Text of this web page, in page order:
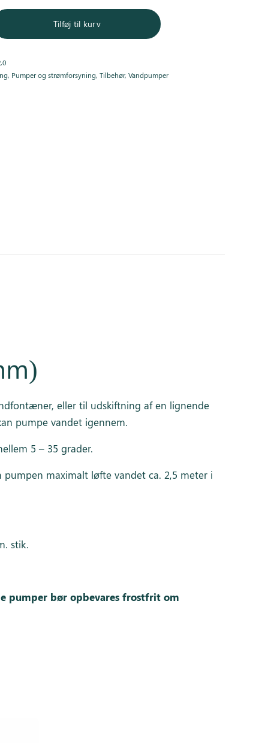
Tilføj til kurv
, Pumper og strømforsyning,Tilbehør,Vandpumper
eller til udskiftning af en lignende
pumpe vandet igennem.
5 – 35 grader.
maximalt løfte vandet ca. 2,5 meter i
stik.
pumper bør opbevares frostfrit om